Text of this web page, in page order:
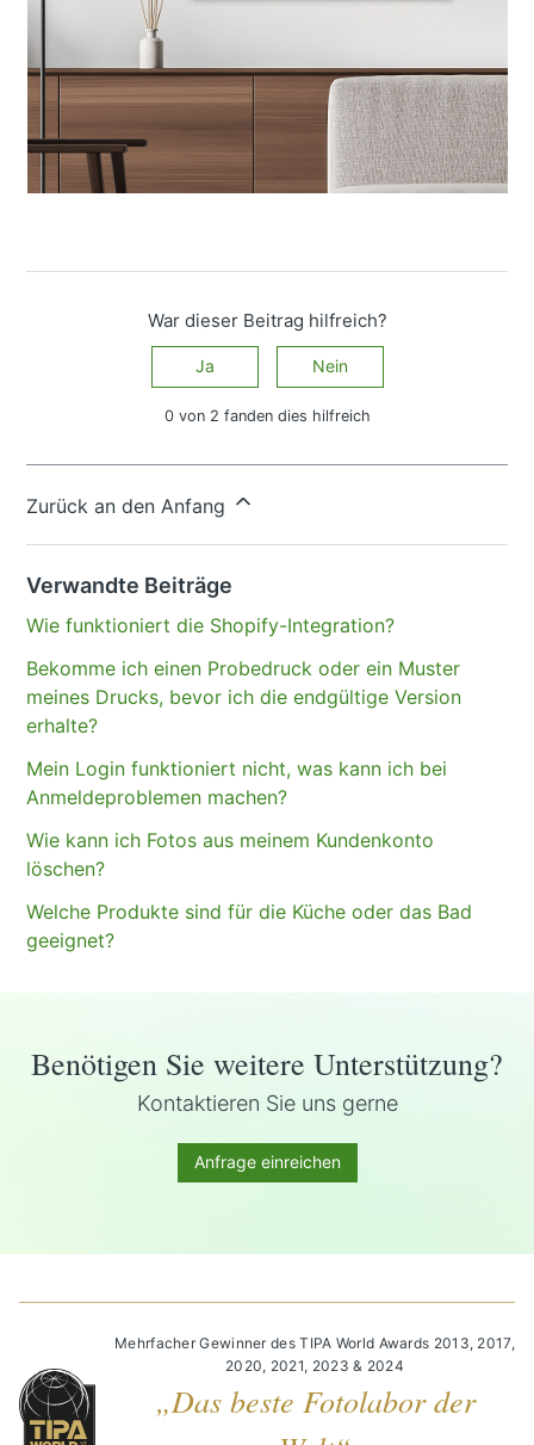
War dieser Beitrag hilfreich?
Ja Nein
0 von 2 fanden dies hilfreich
Zurück an den Anfang
Verwandte Beiträge
Wie funktioniert die Shopify-Integration?
Bekomme ich einen Probedruck oder ein Muster
meines Drucks, bevor ich die endgültige Version
erhalte?
Mein Login funktioniert nicht, was kann ich bei
Anmeldeproblemen machen?
Wie kann ich Fotos aus meinem Kundenkonto
löschen?
Welche Produkte sind für die Küche oder das Bad
geeignet?
Benötigen Sie weitere Unterstützung?
Kontaktieren Sie uns gerne
Anfrage einreichen
Mehrfacher Gewinner des TIPA World Awards 2013, 2017,
2020, 2021, 2023 & 2024
„Das beste Fotolabor der